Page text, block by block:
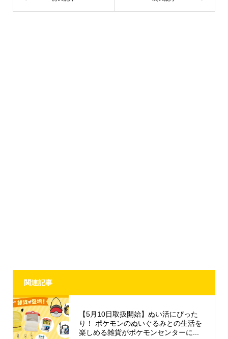
関連記事
【5月10日取扱開始】ぬい活にぴった
り！ ポケモンのぬいぐるみとの生活を
楽しめる雑貨がポケモンセンターに...